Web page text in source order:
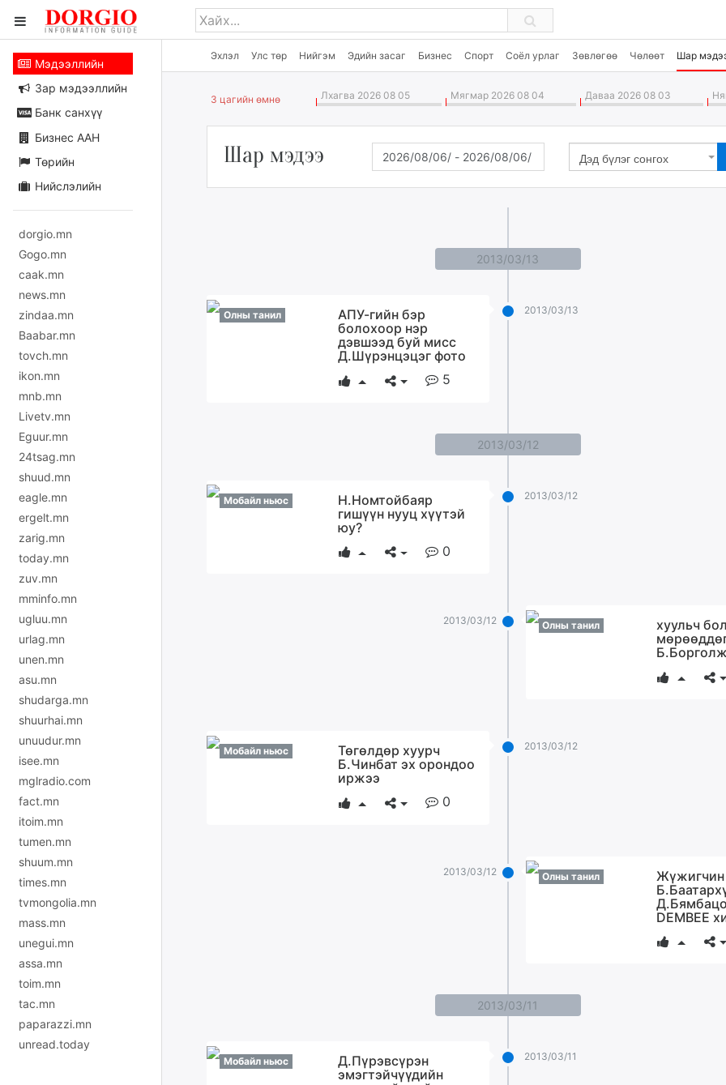
Эхлэл Улс төр Нийгэм Эдийн засаг Бизнес Спорт Соёл урлаг Зөвлөгөө Чөлөөт Шар
Мэдээллийн
Зар мэдээллийн
Банк санхүү
Бизнес ААН
Төрийн
Нийслэлийн
dorgio.mn
Gogo.mn
caak.mn
news.mn
zindaa.mn
Baabar.mn
tovch.mn
ikon.mn
mnb.mn
Livetv.mn
Eguur.mn
24tsag.mn
shuud.mn
eagle.mn
ergelt.mn
zarig.mn
today.mn
zuv.mn
mminfo.mn
ugluu.mn
urlag.mn
unen.mn
asu.mn
shudarga.mn
shuurhai.mn
unuudur.mn
isee.mn
mglradio.com
fact.mn
itoim.mn
tumen.mn
shuum.mn
times.mn
tvmongolia.mn
mass.mn
unegui.mn
assa.mn
toim.mn
tac.mn
paparazzi.mn
unread.today
3 цагийн өмнө Лхагва 2026 08 05 Мягмар 2026 08 04 Даваа 2026 08 03
Шар мэдээ Дэд бүлэг сонгох
2013/03/13
2013/03/13
Олны танил
АПУ-гийн бэр
болохоор нэр
дэвшээд буй мисс
Д.Шүрэнцэцэг фото
5
2013/03/12
2013/03/12
Мобайл ньюс
Н.Номтойбаяр
гишүүн нууц хүүтэй
юу?
0
2013/03/12 Олны танил
хуульч
2013/03/12
Мобайл ньюс
Төгөлдөр хуурч
Б.Чинбат эх орондоо
иржээ
0
2013/03/12 Олны танил
Жүжигчин
DEMBEE
2013/03/11
2013/03/11
Мобайл ньюс
Д.Пүрэвсүрэн
эмэгтэйчүүдийн